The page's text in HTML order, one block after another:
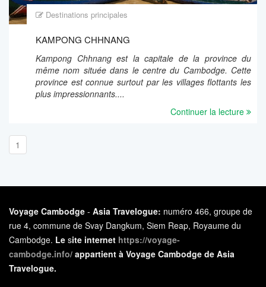
Destinations principales
KAMPONG CHHNANG
Kampong Chhnang est la capitale de la province du
même nom située dans le centre du Cambodge. Cette
province est connue surtout par les villages flottants les
plus impressionnants....
Continuer la lecture
1
Voyage Cambodge - Asia Travelogue: numéro 466, groupe de
rue 4, commune de Svay Dangkum, Siem Reap, Royaume du
Cambodge. Le site internet https://voyage-
cambodge.info/ appartient à Voyage Cambodge de Asia
Travelogue.